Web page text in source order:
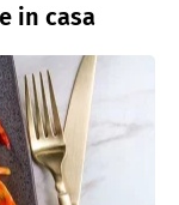
in casa